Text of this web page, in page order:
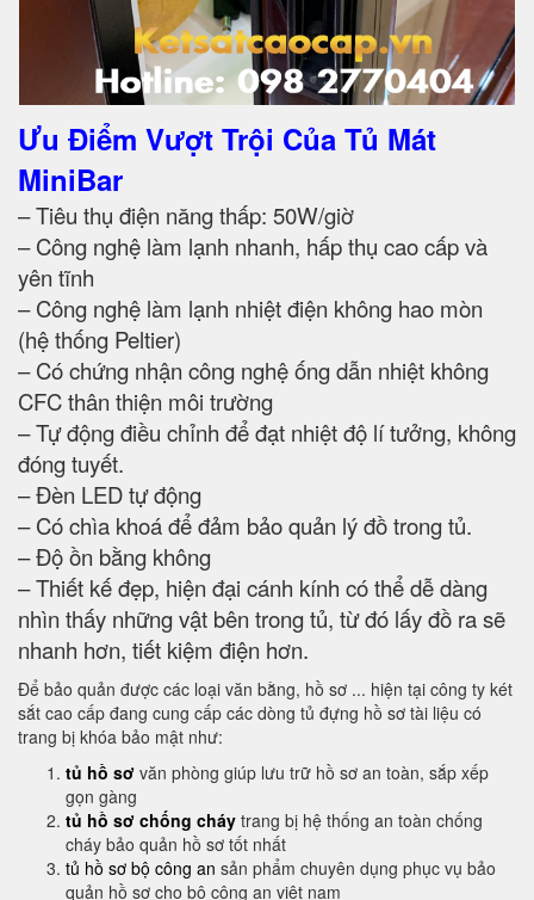
Ưu Điểm Vượt Trội Của Tủ Mát
MiniBar
– Tiêu thụ điện năng thấp: 50W/giờ
– Công nghệ làm lạnh nhanh, hấp thụ cao cấp và
yên tĩnh
– Công nghệ làm lạnh nhiệt điện không hao mòn
(hệ thống Peltier)
– Có chứng nhận công nghệ ống dẫn nhiệt không
CFC thân thiện môi trường
– Tự động điều chỉnh để đạt nhiệt độ lí tưởng, không
đóng tuyết.
– Đèn LED tự động
– Có chìa khoá để đảm bảo quản lý đồ trong tủ.
– Độ ồn bằng không
– Thiết kế đẹp, hiện đại cánh kính có thể dễ dàng
nhìn thấy những vật bên trong tủ, từ đó lấy đồ ra sẽ
nhanh hơn, tiết kiệm điện hơn.
Để bảo quản được các loại văn bằng, hồ sơ ... hiện tại công ty két
sắt cao cấp đang cung cấp các dòng tủ đựng hồ sơ tài liệu có
trang bị khóa bảo mật như:
tủ hồ sơ văn phòng giúp lưu trữ hồ sơ an toàn, sắp xếp
gọn gàng
tủ hồ sơ chống cháy trang bị hệ thống an toàn chống
cháy bảo quản hồ sơ tốt nhất
tủ hồ sơ bộ công an sản phẩm chuyên dụng phục vụ bảo
quản hồ sơ cho bộ công an việt nam